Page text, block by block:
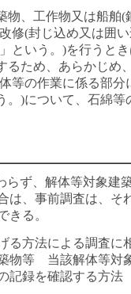
、工作物又は船舶(
修(封じ込め又は囲
という。)を行うと
るため、あらかじめ
等の作業に係る部分
。)について、石綿等
ず、解体等対象建
は、事前調査は、そ
きる。
方法による調査に
物等 当該解体等対
記録を確認する方法